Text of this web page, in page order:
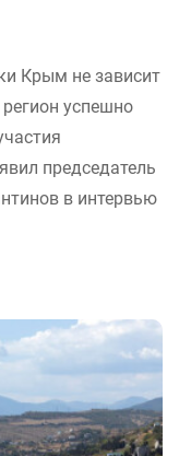
Крым не зависит
успешно
председатель
в интервью